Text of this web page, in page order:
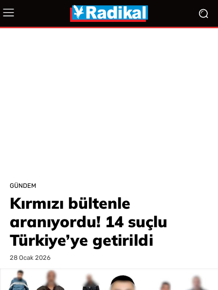
GÜNDEM
Kırmızı bültenle
aranıyordu! 14 suçlu
Türkiye’ye getirildi
28 Ocak 2026